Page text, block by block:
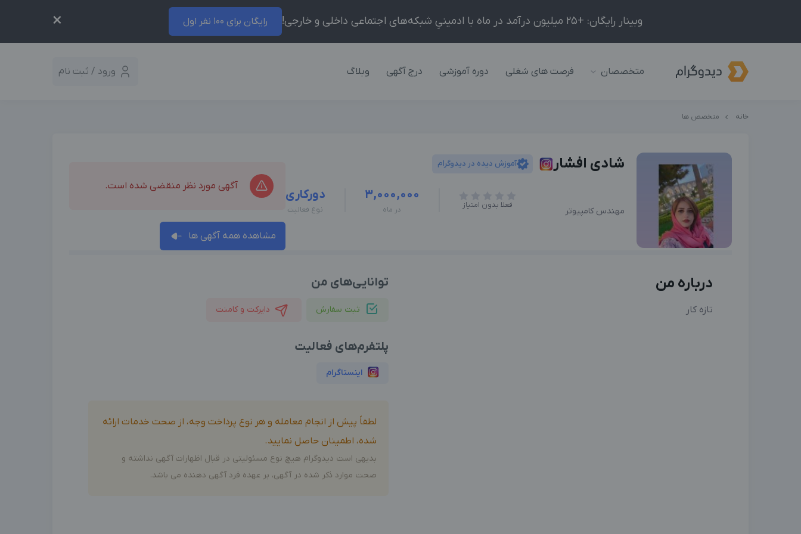
وبینار رایگان: +25 میلیون درآمد در ماه با ادمینیِ شبکه‌های اجتماعی داخلی و خارجی! رایگان برای 100 نفر اول ×
متخصصان فرصت های شغلی دوره آموزشی درج آگهی وبلاگ ورود / ثبت نام
خانه متخصص ها
شادی افشار آموزش دیده در دیدوگرام
مهندس کامپیوتر
فعلا بدون امتیاز
3,000,000
در ماه
دورکاری
نوع فعالیت
آگهی مورد نظر منقضی شده است.
مشاهده همه آگهی ها
درباره من
تازه کار
توانایی‌های من
ثبت سفارش دایرکت و کامنت
پلتفرم‌های فعالیت
اینستاگرام
لطفاً پیش از انجام معامله و هر نوع پرداخت وجه، از صحت خدمات ارائه
شده، اطمینان حاصل نمایید.
بدیهی است دیدوگرام هیچ نوع مسئولیتی در قبال اظهارات آگهی نداشته و
صحت موارد ذکر شده در آگهی، بر عهده فرد آگهی دهنده می باشد.